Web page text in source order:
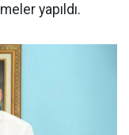
yapıldı.